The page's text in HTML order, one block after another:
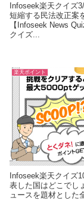
Infoseek楽天クイズ
短縮する民法改正案
【Infoseek News
クイズ...
楽天ポイント
Infoseek楽天クイズ
表した国はどこでし
ュースを題材とした